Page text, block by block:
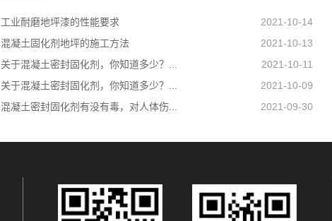
工业耐磨地坪漆的性能要求 2021-10-14
混凝土固化剂地坪的施工方法
2021-10-13
关于混凝土密封固化剂，你知道多少？...
2021-10-11
关于混凝土密封固化剂，你知道多少？...
2021-10-09
混凝土密封固化剂有没有毒，对人体伤...
2021-09-30